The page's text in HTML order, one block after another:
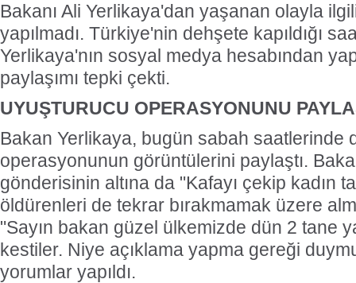
Bakanı Ali Yerlikaya'dan yaşanan olayla
yapılmadı. Türkiye'nin dehşete kapıldığı
Yerlikaya'nın sosyal medya hesabından
paylaşımı tepki çekti.
UYUŞTURUCU OPERASYONUNU
Bakan Yerlikaya, bugün sabah saatlerinde
operasyonunun görüntülerini paylaştı.
gönderisinin altına da "Kafayı çekip kadın
öldürenleri de tekrar bırakmamak üzere
"Sayın bakan güzel ülkemizde dün 2 tane
kestiler. Niye açıklama yapma gereği
yorumlar yapıldı.